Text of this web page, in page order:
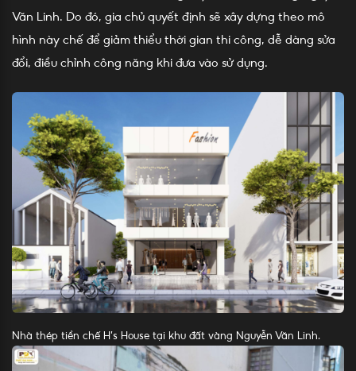
Văn Linh. Do đó, gia chủ quyết định sẽ xây dựng theo mô
hình này chế để giảm thiểu thời gian thi công, dễ dàng sửa
đổi, điều chỉnh công năng khi đưa vào sử dụng.
Nhà thép tiền chế H’s House tại khu đất vàng Nguyễn Văn Linh.